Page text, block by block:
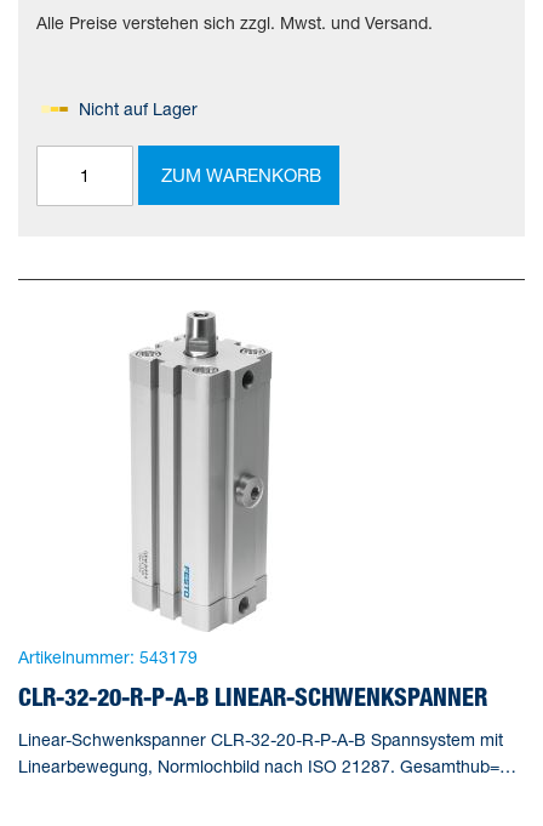
Alle Preise verstehen sich zzgl. Mwst. und Versand.
Nicht auf Lager
ZUM WARENKORB
Artikelnummer: 543179
CLR-32-20-R-P-A-B LINEAR-SCHWENKSPANNER
Linear-Schwenkspanner CLR-32-20-R-P-A-B Spannsystem mit
Linearbewegung, Normlochbild nach ISO 21287. Gesamthub=38